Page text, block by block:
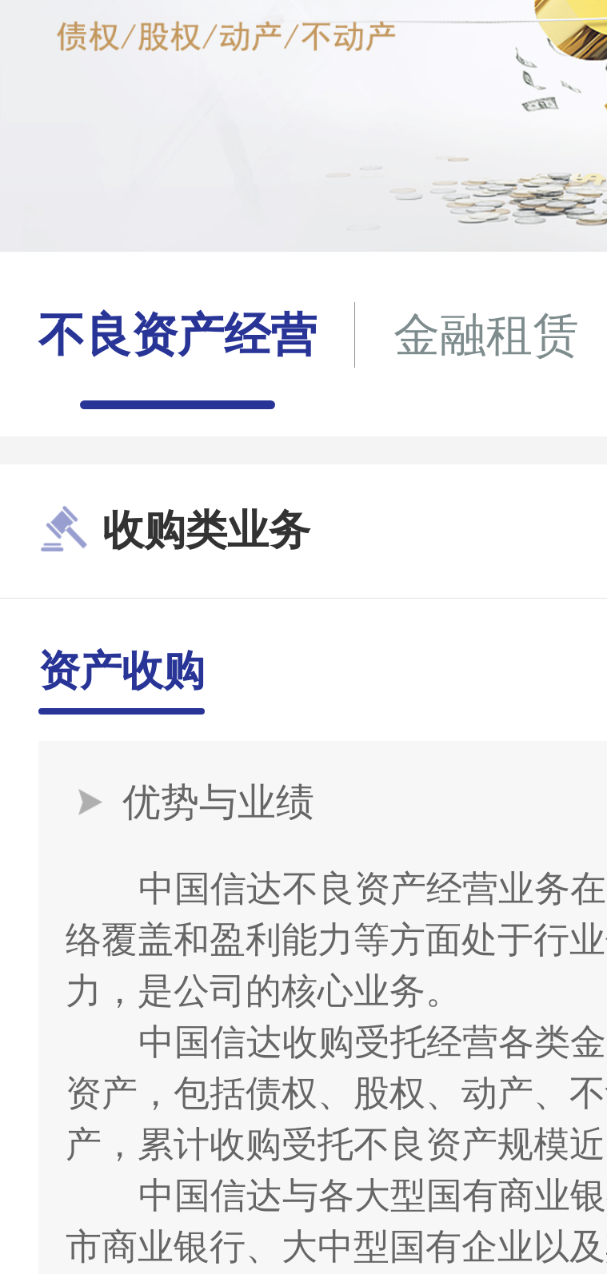
不良资产经营 金融租赁
收购类业务
资产收购
优势与业绩
中国信达不良资产经营业务
络覆盖和盈利能力等方面处于行
力，是公司的核心业务。
中国信达收购受托经营各类
资产，包括债权、股权、动产、
产，累计收购受托不良资产规模近
中国信达与各大型国有商业
市商业银行、大中型国有企业以